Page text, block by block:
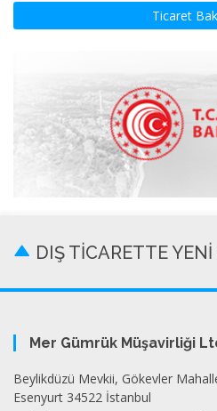
Ticaret
DIŞ TİCARETTE
Mer Gümrük Müşavirliği
Beylikdüzü Mevkii, Gökevler
Esenyurt 34522 İstanbul